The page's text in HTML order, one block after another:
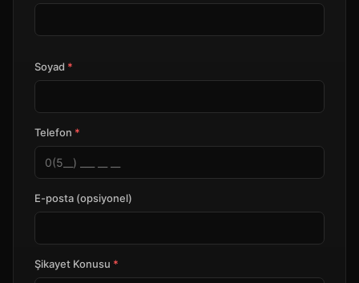
Soyad *
Telefon *
E-posta (opsiyonel)
Şikayet Konusu *